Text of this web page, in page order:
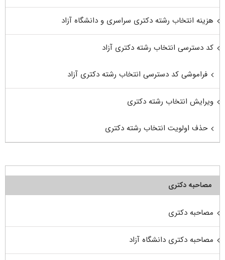
هزینه انتخاب رشته دکتری سراسری و دانشگاه آزاد
کد دسترسی انتخاب رشته دکتری آزاد
فراموشی کد دسترسی انتخاب رشته دکتری آزاد
ویرایش انتخاب رشته دکتری
حذف اولویت انتخاب رشته دکتری
مصاحبه دکتری
مصاحبه دکتری
مصاحبه دکتری دانشگاه آزاد